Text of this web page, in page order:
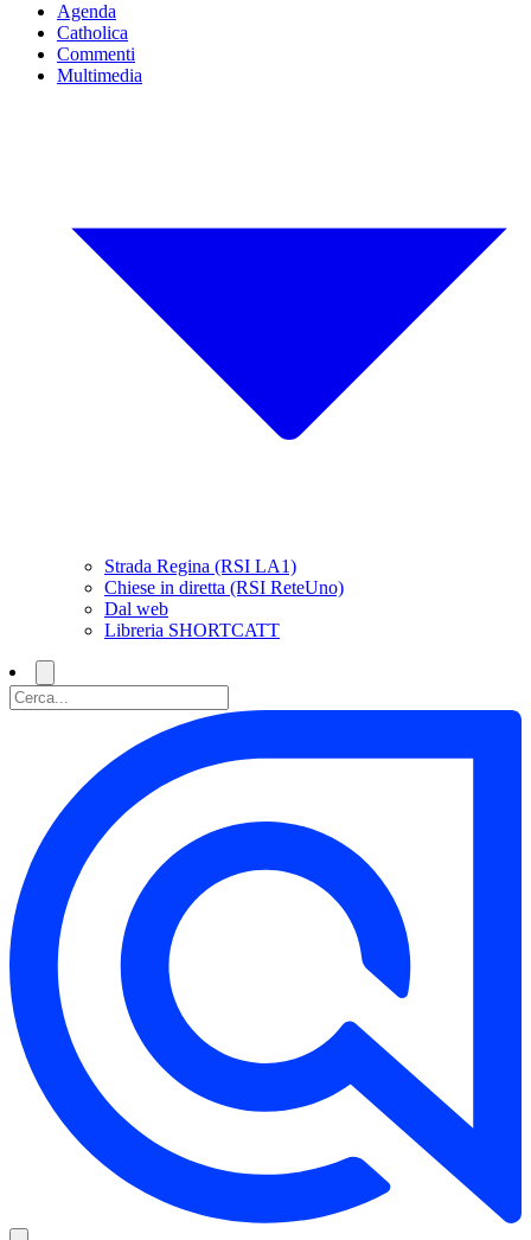
Agenda
Catholica
Commenti
Multimedia
Strada Regina (RSI LA1)
Chiese in diretta (RSI ReteUno)
Dal web
Libreria SHORTCATT